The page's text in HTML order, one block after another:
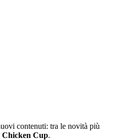
contenuti: tra le novità più
Chicken Cup.